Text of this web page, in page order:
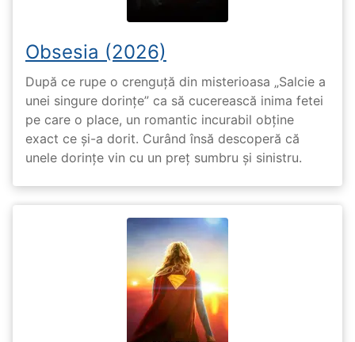
Obsesia (2026)
După ce rupe o crenguță din misterioasa „Salcie a
unei singure dorințe” ca să cucerească inima fetei
pe care o place, un romantic incurabil obține
exact ce și-a dorit. Curând însă descoperă că
unele dorințe vin cu un preț sumbru și sinistru.